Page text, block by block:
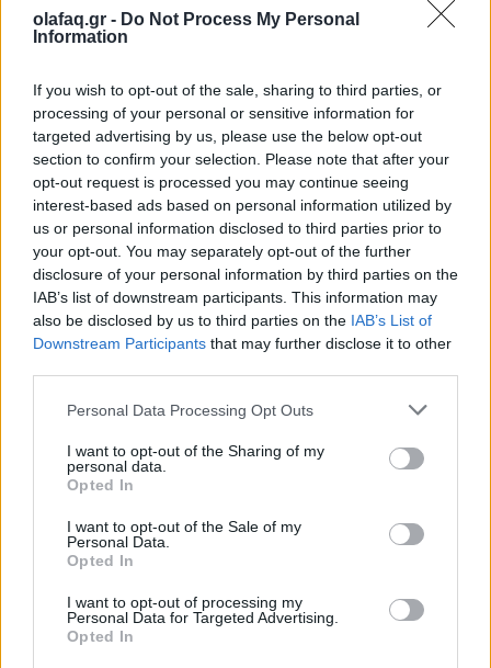
olafaq.gr - Do Not Process My Personal
Information
If you wish to opt-out of the sale, sharing to third parties, or
processing of your personal or sensitive information for
targeted advertising by us, please use the below opt-out
section to confirm your selection. Please note that after your
opt-out request is processed you may continue seeing
interest-based ads based on personal information utilized by
us or personal information disclosed to third parties prior to
your opt-out. You may separately opt-out of the further
disclosure of your personal information by third parties on the
IAB’s list of downstream participants. This information may
also be disclosed by us to third parties on the IAB’s List of
Downstream Participants that may further disclose it to other
Personal Data Processing Opt Outs
I want to opt-out of the Sharing of my
personal data.
Opted In
I want to opt-out of the Sale of my
Personal Data.
Opted In
I want to opt-out of processing my
Personal Data for Targeted Advertising.
Opted In
01.07.26
Project από τη Lionsgate: ημερομηνία
Κινηματογράφος
“Victory”: Το αντιφασιστικό ποδοσφαιρικό
έπος του John Huston μοιάζει πιο επίκαιρο
από ποτέ
22.06.26
Μια επιστροφή στο "Victory" του John Huston
αποκαλύπτει πώς ένα κλασικό, «έντιμο» πολεμικό-αθλητικό